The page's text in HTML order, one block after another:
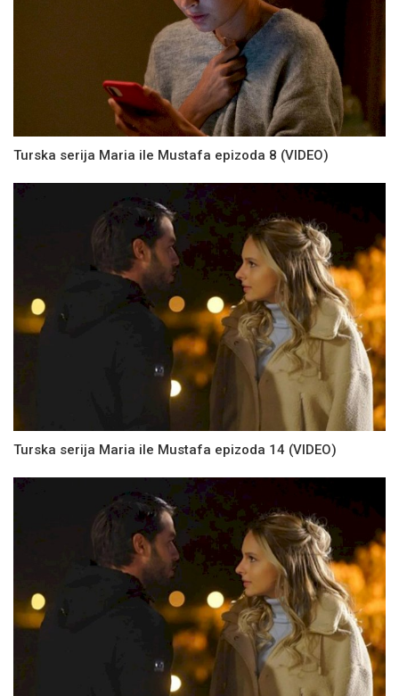
Turska serija Maria ile Mustafa epizoda 8 (VIDEO)
Turska serija Maria ile Mustafa epizoda 14 (VIDEO)